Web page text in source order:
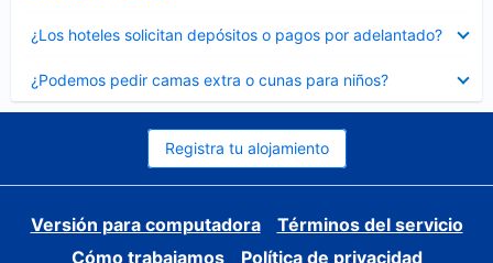
¿Los hoteles solicitan depósitos o pagos por adelantado?
cerrado
¿Podemos pedir camas extra o cunas para niños?
cerrado
Registra tu alojamiento
Versión para computadora
Términos del servicio
Cómo trabajamos
Política de privacidad